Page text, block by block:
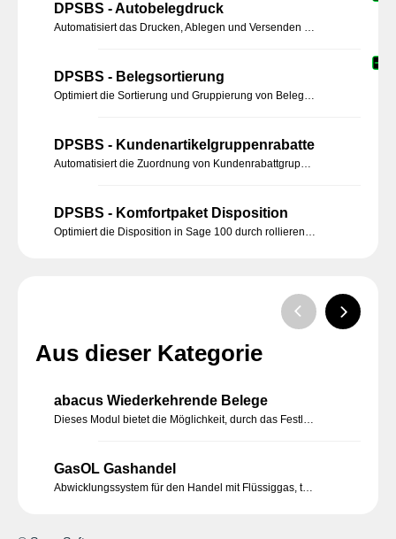
DPSBS - Autobelegdruck
Automatisiert das Drucken, Ablegen und Versenden von Einkaufs-, Verkaufs- und Mahnbelegen in Sage 100. Flexible Konfigurationen und zeitgesteuerte Prozesse sparen Zeit und optimieren Arbeitsabläufe.
DPSBS - Belegsortierung
Optimiert die Sortierung und Gruppierung von Belegpositionen in Sage 100 nach Artikelnummer oder Artikelgruppen für eine bessere Übersichtlichkeit.
DPSBS - Kundenartikelgruppenrabatte
Automatisiert die Zuordnung von Kundenrabattgruppen zu Artikelgruppen in Sage 100, um individuelle Rabatte effizient zu verwalten.
DPSBS - Komfortpaket Disposition
Optimiert die Disposition in Sage 100 durch rollierende Bestandsauskunft, automatische Lieferterminkalkulation und erweiterte Bestandsprüfung.
Aus dieser Kategorie
abacus Wiederkehrende Belege
Dieses Modul bietet die Möglichkeit, durch das Festlegen von Zeitintervallen in der Belegbearbeitung, das Erzeugen dieser Belege manuell oder automatisiert ablaufen zu lassen. Sie müssen nur einmalig die Informationen und das Intervall bestimmen.
GasOL Gashandel
Abwicklungssystem für den Handel mit Flüssiggas, technischen und medizinischen Gasen, Kohlensäure, sonstigen Spezialgasen.